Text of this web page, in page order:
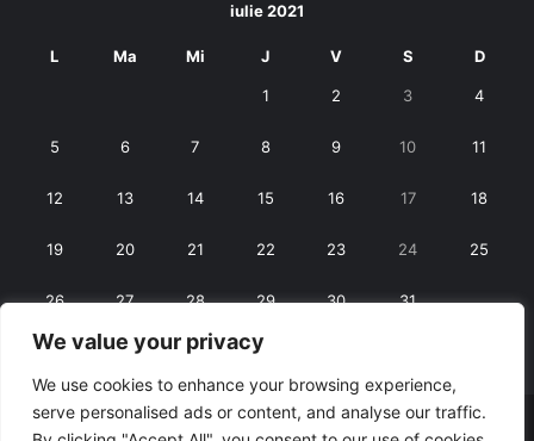
We value your privacy
We use cookies to enhance your browsing experience,
serve personalised ads or content, and analyse our traffic.
iulie 2021
L Ma Mi J V S D
1 2 3 4
5 6 7 8 9 10 11
12 13 14 15 16 17 18
19 20 21 22 23 24 25
26 27 28 29 30 31
« iun. aug. »